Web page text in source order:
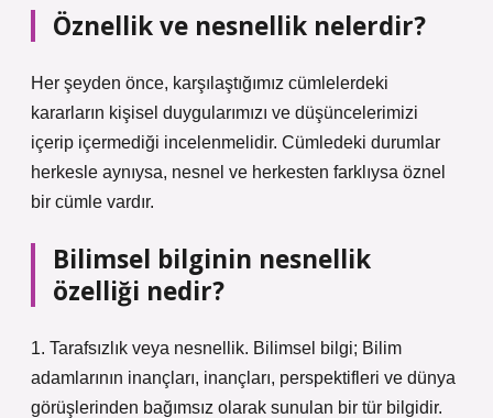
Öznellik ve nesnellik nelerdir?
Her şeyden önce, karşılaştığımız cümlelerdeki
kararların kişisel duygularımızı ve düşüncelerimizi
içerip içermediği incelenmelidir. Cümledeki durumlar
herkesle aynıysa, nesnel ve herkesten farklıysa öznel
bir cümle vardır.
Bilimsel bilginin nesnellik
özelliği nedir?
1. Tarafsızlık veya nesnellik. Bilimsel bilgi; Bilim
adamlarının inançları, inançları, perspektifleri ve dünya
görüşlerinden bağımsız olarak sunulan bir tür bilgidir.